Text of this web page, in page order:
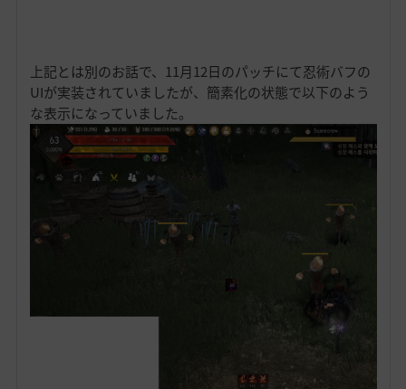
上記とは別のお話で、11月12日のパッチにて忍術バフの
UIが実装されていましたが、簡素化の状態で以下のよう
な表示になっていました。